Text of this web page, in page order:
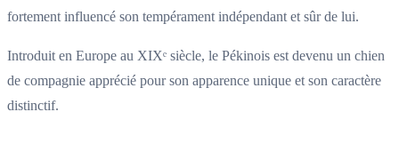
fortement influencé son tempérament indépendant et sûr de lui.
Introduit en Europe au XIXᵉ siècle, le Pékinois est devenu un chien
de compagnie apprécié pour son apparence unique et son caractère
distinctif.